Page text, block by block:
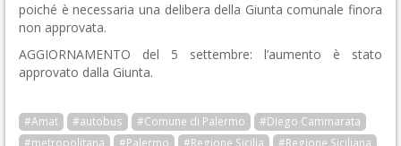
poiché è necessaria una delibera della Giunta comunale finora
non approvata.
AGGIORNAMENTO del 5 settembre: l’aumento è stato
approvato dalla Giunta.
#Amat #autobus #Comune di Palermo
#Diego Cammarata
#metropolitana
#Palermo #Regione Sicilia
#Regione Siciliana